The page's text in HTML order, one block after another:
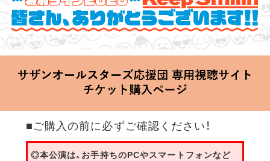
サザンオールスターズ 特別ライブ 2020
「Keep Smilin’～皆さん、ありがとうございます!!～」
2020.06.25 Thu 20:00 Start at 横浜アリーナ
■ご購入の前に必ずご確認ください！
◎本公演は、お手持ちのPCやスマートフォンなど